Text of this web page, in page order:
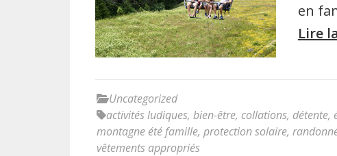
en
Lire
Uncategorized
activités ludiques, bien-être, collations, détente,
montagne été famille, protection solaire,
vêtements appropriés